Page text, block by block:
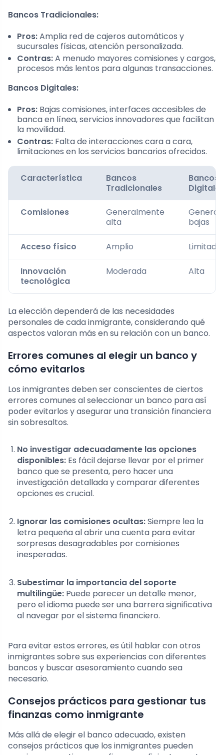
Bancos Tradicionales:
Pros:Amplia red de cajeros automáticos y
sucursales físicas, atención personalizada.
Contras:A menudo mayores comisiones y cargos,
procesos más lentos para algunas transacciones.
Bancos Digitales:
Pros: Bajas comisiones, interfaces accesibles de
banca en línea, servicios innovadores que facilitan
la movilidad.
Contras: Falta de interacciones cara a cara,
limitaciones en los servicios bancarios ofrecidos.
Característica
Bancos
Tradicionales
Bancos
Digitales
Comisiones
Generalmente
alta
bajas
Acceso físico Amplio Limitado
Innovación
tecnológica
Moderada Alta
La elección dependerá de las necesidades
personales de cada inmigrante, considerando qué
aspectos valoran más en su relación con un banco.
Errores comunes al elegir un banco y
cómo evitarlos
Los inmigrantes deben ser conscientes de ciertos
errores comunes al seleccionar un banco para así
poder evitarlos y asegurar una transición financiera
sin sobresaltos.
No investigar adecuadamente las opciones
disponibles: Es fácil dejarse llevar por el primer
banco que se presenta, pero hacer una
investigación detallada y comparar diferentes
opciones es crucial.
Ignorar las comisiones ocultas:Siempre lea la
letra pequeña al abrir una cuenta para evitar
sorpresas desagradables por comisiones
inesperadas.
Subestimar la importancia del soporte
multilingüe: Puede parecer un detalle menor,
pero el idioma puede ser una barrera significativa
al navegar por el sistema financiero.
Para evitar estos errores, es útil hablar con otros
inmigrantes sobre sus experiencias con diferentes
bancos y buscar asesoramiento cuando sea
necesario.
Consejos prácticos para gestionar tus
finanzas como inmigrante
Más allá de elegir el banco adecuado, existen
consejos prácticos que los inmigrantes pueden